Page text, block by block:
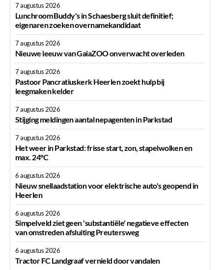
7 augustus 2026
Lunchroom Buddy's in Schaesberg sluit definitief;
eigenaren zoeken overnamekandidaat
7 augustus 2026
Nieuwe leeuw van GaiaZOO onverwacht overleden
7 augustus 2026
Pastoor Pancratiuskerk Heerlen zoekt hulp bij
leegmaken kelder
7 augustus 2026
Stijging meldingen aantal nepagenten in Parkstad
7 augustus 2026
Het weer in Parkstad: frisse start, zon, stapelwolken en
max. 24°C
6 augustus 2026
Nieuw snellaadstation voor elektrische auto's geopend in
Heerlen
6 augustus 2026
Simpelveld ziet geen 'substantiële' negatieve effecten
van omstreden afsluiting Preutersweg
6 augustus 2026
Tractor FC Landgraaf vernield door vandalen